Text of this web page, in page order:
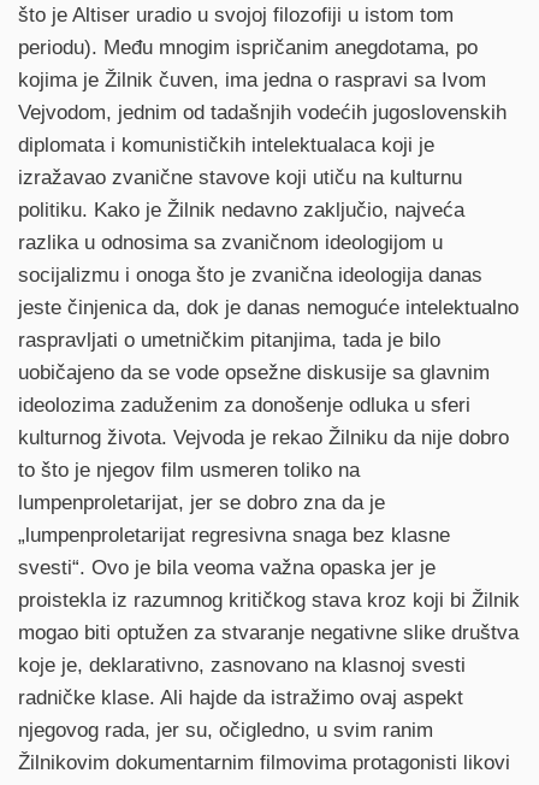
što je Altiser uradio u svojoj filozofiji u istom tom
periodu). Među mnogim ispričanim anegdotama, po
kojima je Žilnik čuven, ima jedna o raspravi sa Ivom
Vejvodom, jednim od tadašnjih vodećih jugoslovenskih
diplomata i komunističkih intelektualaca koji je
izražavao zvanične stavove koji utiču na kulturnu
politiku. Kako je Žilnik nedavno zaključio, najveća
razlika u odnosima sa zvaničnom ideologijom u
socijalizmu i onoga što je zvanična ideologija danas
jeste činjenica da, dok je danas nemoguće intelektualno
raspravljati o umetničkim pitanjima, tada je bilo
uobičajeno da se vode opsežne diskusije sa glavnim
ideolozima zaduženim za donošenje odluka u sferi
kulturnog života. Vejvoda je rekao Žilniku da nije dobro
to što je njegov film usmeren toliko na
lumpenproletarijat, jer se dobro zna da je
„lumpenproletarijat regresivna snaga bez klasne
svesti“. Ovo je bila veoma važna opaska jer je
proistekla iz razumnog kritičkog stava kroz koji bi Žilnik
mogao biti optužen za stvaranje negativne slike društva
koje je, deklarativno, zasnovano na klasnoj svesti
radničke klase. Ali hajde da istražimo ovaj aspekt
njegovog rada, jer su, očigledno, u svim ranim
Žilnikovim dokumentarnim filmovima protagonisti likovi